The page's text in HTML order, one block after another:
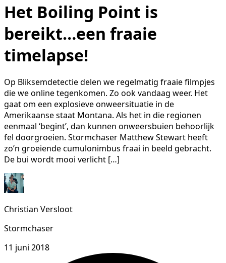
Het Boiling Point is
bereikt…een fraaie
timelapse!
Op Bliksemdetectie delen we regelmatig fraaie filmpjes
die we online tegenkomen. Zo ook vandaag weer. Het
gaat om een explosieve onweersituatie in de
Amerikaanse staat Montana. Als het in die regionen
eenmaal ‘begint’, dan kunnen onweersbuien behoorlijk
fel doorgroeien. Stormchaser Matthew Stewart heeft
zo’n groeiende cumulonimbus fraai in beeld gebracht.
De bui wordt mooi verlicht […]
Christian Versloot
Stormchaser
11 juni 2018